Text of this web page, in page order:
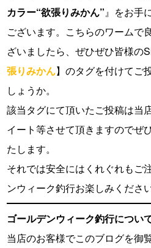
カラー“欲張りみかん”』をお手
ございます。こちらのワームで
ざいましたら、ぜひぜひ皆様の
張りみかん】のタグを付けてご
しょうか。
該当タグにて頂いたご投稿は当
イート等させて頂きますのでぜ
たします。
それでは安全にはくれぐれもご
ンウィーク釣行お楽しみくださ
ゴールデンウィーク釣行につい
当店のお客様でこのブログを御